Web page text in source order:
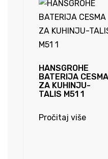
količina
HANSGROHE
BATERIJA CESMA
ZA KUHINJU-
TALIS M51 1
Pročitaj više